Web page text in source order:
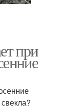
при